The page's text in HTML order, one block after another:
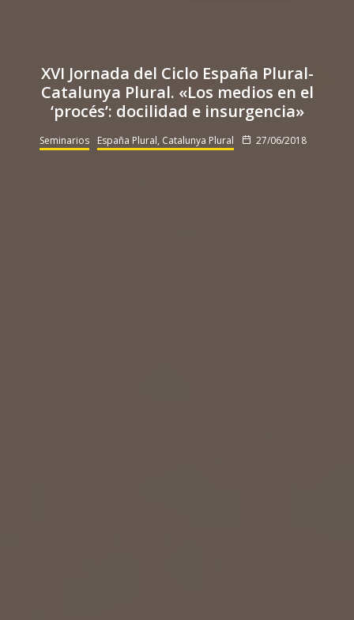
XVI Jornada del Ciclo España Plural-
Catalunya Plural. «Los medios en el
‘procés’: docilidad e insurgencia»
Seminarios España Plural, Catalunya Plural 27/06/2018